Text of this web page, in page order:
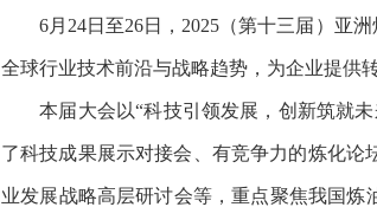
6月24日至26日，2025（第十三届）亚洲
全球行业技术前沿与战略趋势，为企业提供
本届大会以“科技引领发展，创新筑就未
了科技成果展示对接会、有竞争力的炼化
业发展战略高层研讨会等，重点聚焦我国炼